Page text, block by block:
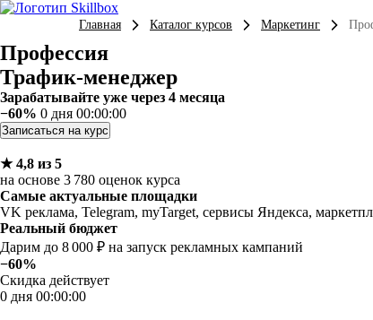
Главная Каталог курсов Маркетинг
Профессия
Трафик-менеджер
Зарабатывайте уже через 4 месяца
−60% 0 дня 00:00:00
Записаться на курс
★ 4,8 из 5
на основе 3 780 оценок курса
Самые актуальные площадки
VK реклама, Telegram, myTarget, сервисы Яндекса,
Реальный бюджет
Дарим до 8 000 ₽ на запуск рекламных кампаний
−60%
Скидка действует
0 дня 00:00:00